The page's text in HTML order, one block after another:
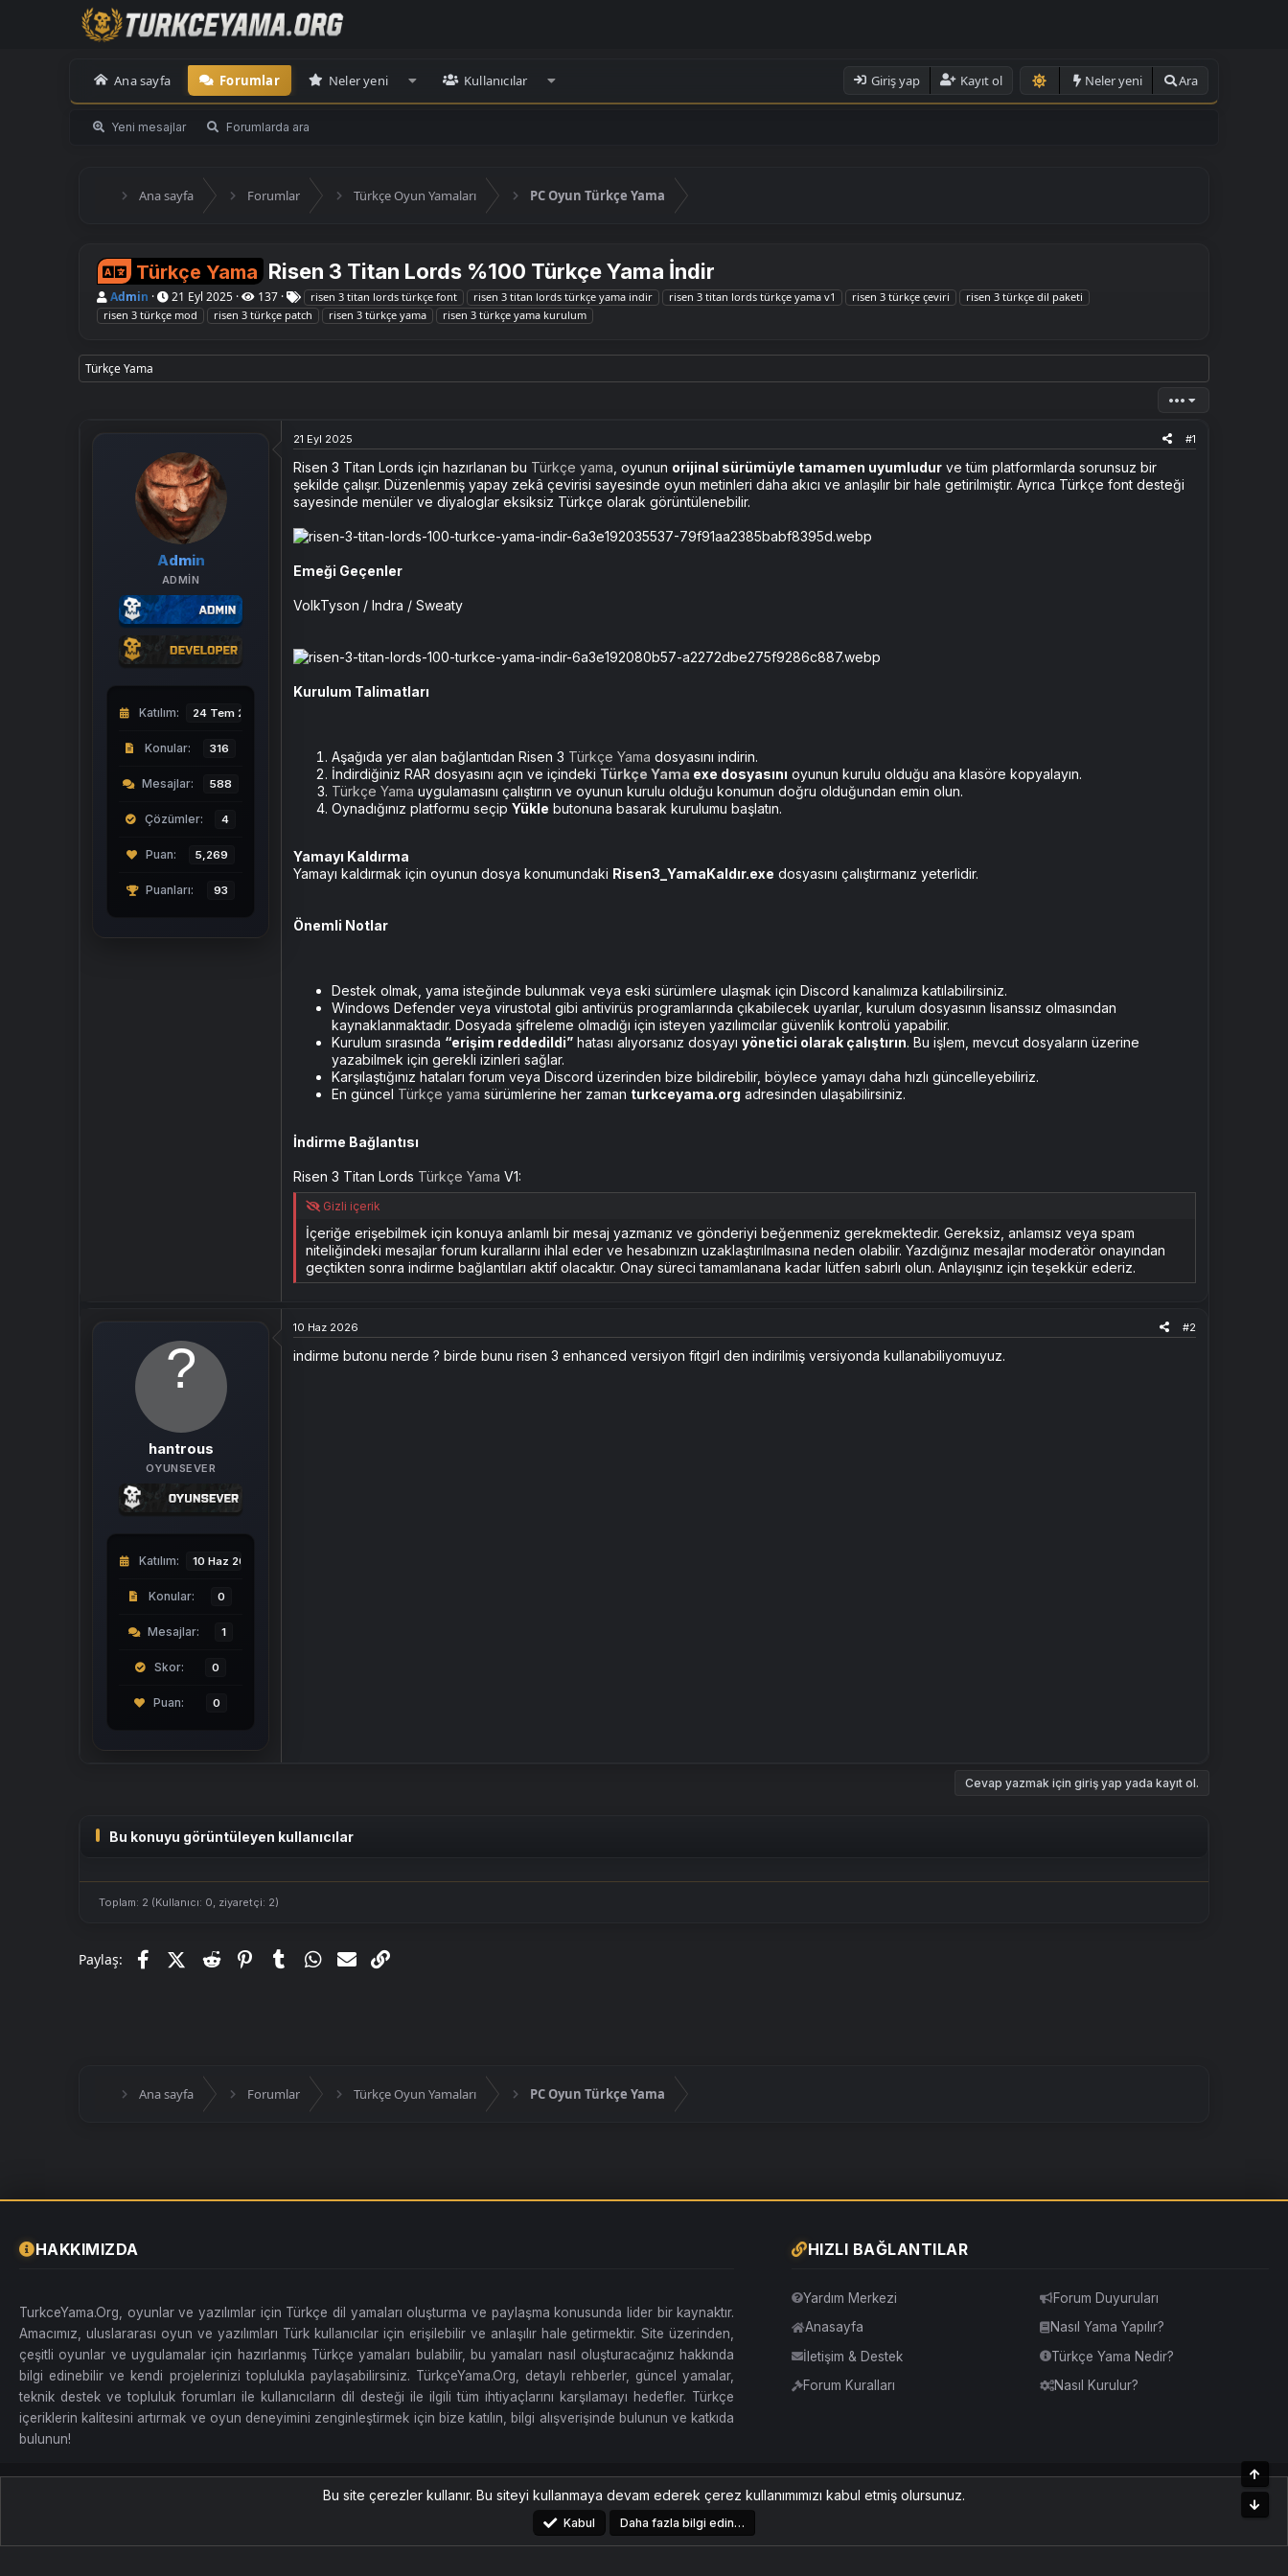
Ana sayfa Forumlar Neler yeni Kullanıcılar Giriş yap Kayıt ol Neler yeni Ara
Yeni mesajlar Forumlarda ara
Ana sayfa Forumlar Türkçe Oyun Yamaları PC Oyun Türkçe Yama
Türkçe Yama Risen 3 Titan Lords %100 Türkçe Yama İndir
K
o
n
y
u
B
Admin
B
a
ş
a
g
r
i
h
i
21 Eyl 2025 137
E
t
i
e
l
risen 3 titan lords türkçe font risen 3 titan lords türkçe yama indir risen 3 titan lords türkçe yama v1 risen 3 türkçe çeviri
risen 3 türkçe dil paketi
risen 3 türkçe mod
risen 3 türkçe patch risen 3 türkçe yama risen 3 türkçe yama kurulum
Türkçe Yama
•••
Admin
ADMIN
Katılım 24 Tem 2024
Konular 316
Mesajlar 588
Çözümler 4
5,269
Puanları 93
21 Eyl 2025 #1
Risen 3 Titan Lords için hazırlanan bu Türkçe yama , oyunun orijinal sürümüyle tamamen uyumludur ve tüm platformlarda sorunsuz bir
şekilde çalışır. Düzenlenmiş yapay zekâ çevirisi sayesinde oyun metinleri daha akıcı ve anlaşılır bir hale getirilmiştir. Ayrıca Türkçe font desteği
sayesinde menüler ve diyaloglar eksiksiz Türkçe olarak görüntülenebilir.
Emeği Geçenler
VolkTyson / Indra / Sweaty
Kurulum Talimatları
Aşağıda yer alan bağlantıdan Risen 3 Türkçe Yama dosyasını indirin.
İndirdiğiniz RAR dosyasını açın ve içindeki Türkçe Yama exe dosyasını oyunun kurulu olduğu ana klasöre kopyalayın.
Türkçe Yama uygulamasını çalıştırın ve oyunun kurulu olduğu konumun doğru olduğundan emin olun.
Oynadığınız platformu seçip Yükle butonuna basarak kurulumu başlatın.
Yamayı Kaldırma
Yamayı kaldırmak için oyunun dosya konumundaki Risen3_YamaKaldır.exe dosyasını çalıştırmanız yeterlidir.
Önemli Notlar
Destek olmak, yama isteğinde bulunmak veya eski sürümlere ulaşmak için Discord kanalımıza katılabilirsiniz.
Windows Defender veya virustotal gibi antivirüs programlarında çıkabilecek uyarılar, kurulum dosyasının lisanssız olmasından
kaynaklanmaktadır. Dosyada şifreleme olmadığı için isteyen yazılımcılar güvenlik kontrolü yapabilir.
Kurulum sırasında “erişim reddedildi” hatası alıyorsanız dosyayı yönetici olarak çalıştırın. Bu işlem, mevcut dosyaların üzerine
yazabilmek için gerekli izinleri sağlar.
Karşılaştığınız hataları forum veya Discord üzerinden bize bildirebilir, böylece yamayı daha hızlı güncelleyebiliriz.
En güncel Türkçe yama sürümlerine her zaman turkceyama.org adresinden ulaşabilirsiniz.
İndirme Bağlantısı
Risen 3 Titan Lords Türkçe Yama V1:
Gizli içerik
İçeriğe erişebilmek için konuya anlamlı bir mesaj yazmanız ve gönderiyi beğenmeniz gerekmektedir. Gereksiz, anlamsız veya spam
niteliğindeki mesajlar forum kurallarını ihlal eder ve hesabınızın uzaklaştırılmasına neden olabilir. Yazdığınız mesajlar moderatör onayından
geçtikten sonra indirme bağlantıları aktif olacaktır. Onay süreci tamamlanana kadar lütfen sabırlı olun. Anlayışınız için teşekkür ederiz.
hantrous
OYUNSEVER
Katılım 10 Haz 2026
Konular 0
Mesajlar 1
Skor 0
0
10 Haz 2026 #2
indirme butonu nerde ? birde bunu risen 3 enhanced versiyon fitgirl den indirilmiş versiyonda kullanabiliyomuyuz.
Cevap yazmak için giriş yap yada kayıt ol.
Bu konuyu görüntüleyen kullanıcılar
Toplam: 2 (Kullanıcı: 0, ziyaretçi: 2)
Paylaş: FacebookX (Twitter)
Reddit PinterestTumblr WhatsApp
E-posta
Ana sayfa Forumlar Türkçe Oyun Yamaları PC Oyun Türkçe Yama
HAKKIMIZDA
TurkceYama.Org, oyunlar ve yazılımlar için Türkçe dil yamaları oluşturma ve paylaşma konusunda lider bir kaynaktır.
Amacımız, uluslararası oyun ve yazılımları Türk kullanıcılar için erişilebilir ve anlaşılır hale getirmektir. Site üzerinden,
çeşitli oyunlar ve uygulamalar için hazırlanmış Türkçe yamaları bulabilir, bu yamaları nasıl oluşturacağınız hakkında
bilgi edinebilir ve kendi projelerinizi toplulukla paylaşabilirsiniz. TürkçeYama.Org, detaylı rehberler, güncel yamalar,
teknik destek ve topluluk forumları ile kullanıcıların dil desteği ile ilgili tüm ihtiyaçlarını karşılamayı hedefler. Türkçe
içeriklerin kalitesini artırmak ve oyun deneyimini zenginleştirmek için bize katılın, bilgi alışverişinde bulunun ve katkıda
bulunun!
HIZLI BAĞLANTILAR
Yardım Merkezi
Anasayfa
İletişim & Destek
Forum Kuralları
Forum Duyuruları
Nasıl Yama Yapılır?
Türkçe Yama Nedir?
Nasıl Kurulur?
Amoled Stil Türkçe (TR) Yukarı Dön
Bu site çerezler kullanır. Bu siteyi kullanmaya devam ederek çerez kullanımımızı kabul etmiş olursunuz.
Kabul Daha fazla bilgi edin…
Üst